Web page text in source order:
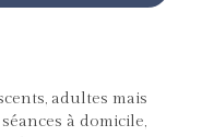
adultes mais
à domicile,